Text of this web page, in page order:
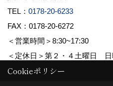
3.お客様の家づくりに関
4.必要に応じてお客様へ
TEL： 0178-20-6233
FAX：0178-20-6272
＜営業時間＞8:30~17:30
＜定休日＞第２・４土曜日
Cookieポリシー